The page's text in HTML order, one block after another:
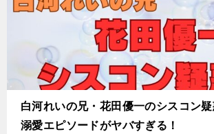
白河れいの兄・花田優一のシスコン
溺愛エピソードがヤバすぎる！